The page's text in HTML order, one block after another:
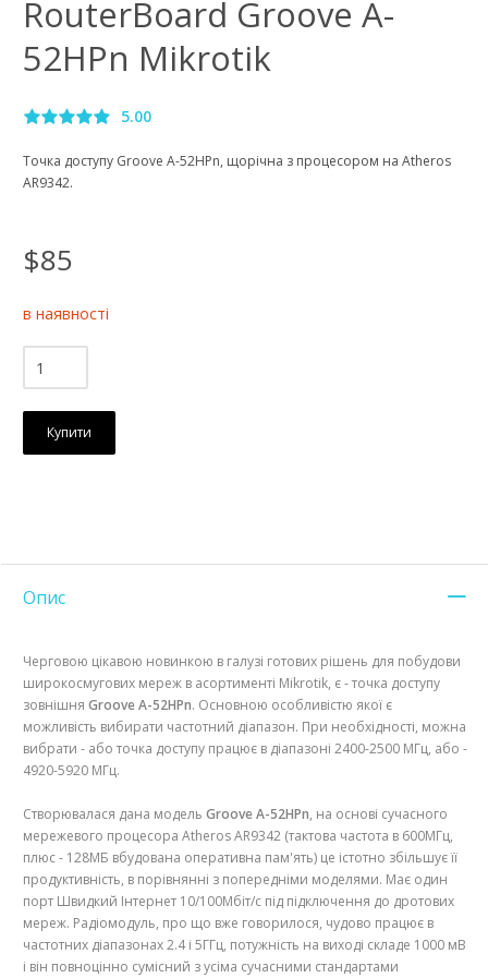
RouterBoard Groove A-
52HPn Mikrotik
5.00
Точка доступу Groove A-52HPn, щорічна з процесором на Atheros
AR9342.
$85
в наявності
Купити
Опис
Черговою цікавою новинкою в галузі готових рішень для побудови
широкосмугових мереж в асортименті Mikrotik, є - точка доступу
зовнішня Groove A-52HPn. Основною особливістю якої є
можливість вибирати частотний діапазон. При необхідності, можна
вибрати - або точка доступу працює в діапазоні 2400-2500 МГц, або -
4920-5920 MГц.
Створювалася дана модель Groove A-52HPn, на основі сучасного
мережевого процесора Atheros AR9342 (тактова частота в 600МГц,
плюс - 128MБ вбудована оперативна пам'ять) це істотно збільшує її
продуктивність, в порівнянні з попередніми моделями. Має один
порт Швидкий Інтернет 10/100Mбіт/с під підключення до дротових
мереж. Радіомодуль, про що вже говорилося, чудово працює в
частотних діапазонах 2.4 і 5ГГц, потужність на виході складе 1000 мВ
і він повноцінно сумісний з усіма сучасними стандартами